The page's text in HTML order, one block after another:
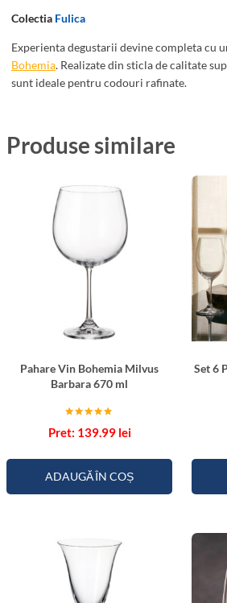
m
V
i
n
B
e
i
a
u
a
0
0
m
l
Colectia Fulica
Experienta degustarii devine completa cu
Bohemia. Realizate din sticla de calitate
sunt ideale pentru codouri rafinate.
Produse similare
Pahare Vin Bohemia Milvus
Barbara 670 ml
5.00
139.99 lei
ADAUGĂ ÎN COȘ
Set 6